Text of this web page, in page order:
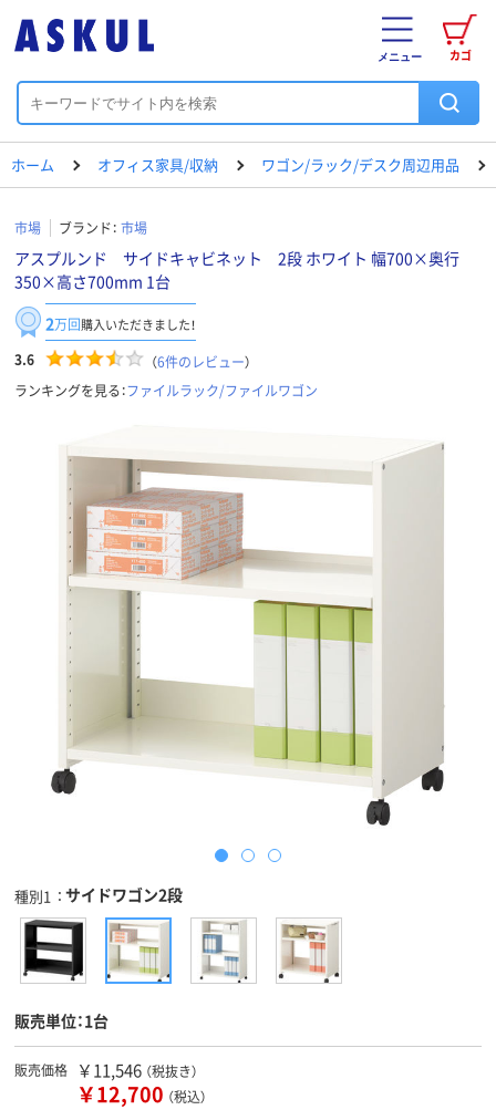
カゴ
メニュー
ホーム オフィス家具/収納 ワゴン/ラック/デスク周辺用品
市場 ブランド： 市場
アスプルンド サイドキャビネット 2段 ホワイト 幅700×奥行
350×高さ700mm 1台
2万回購入いただきました！
3.6 （6件のレビュー）
ランキングを見る：ファイルラック/ファイルワゴン
種別1 サイドワゴン2段
販売単位：1台
販売価格 ￥11,546 （税抜き）
￥12,700 （税込）